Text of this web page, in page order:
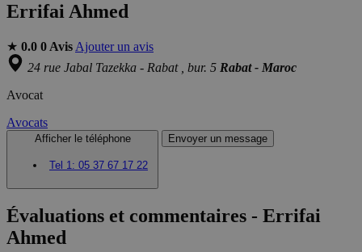
Errifai Ahmed
★ 0.0 0 Avis Ajouter un avis
24 rue Jabal Tazekka - Rabat , bur. 5 Rabat - Maroc
Avocat
Avocats
Afficher le téléphone
Tel 1: 05 37 67 17 22
Envoyer un message
Évaluations et commentaires - Errifai
Ahmed